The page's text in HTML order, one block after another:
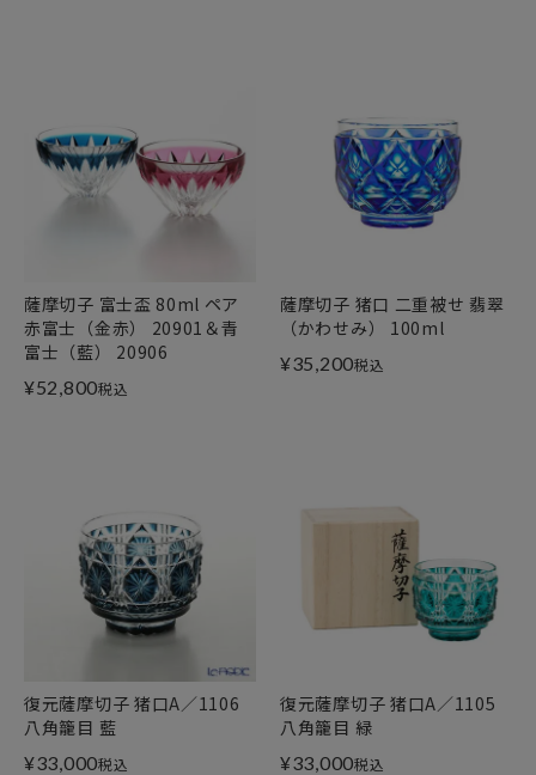
薩摩切子 富士盃 80ml ペア
赤富士（金赤） 20901＆青
富士（藍） 20906
¥52,800税込
薩摩切子 猪口 二重被せ 翡翠
（かわせみ） 100ml
¥35,200税込
復元薩摩切子 猪口A／1106
八角籠目 藍
¥33,000税込
復元薩摩切子 猪口A／1105
八角籠目 緑
¥33,000税込